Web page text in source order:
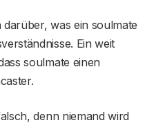
was ein soulmate
Ein weit
soulmate einen
denn niemand wird